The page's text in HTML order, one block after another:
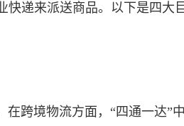
递来派送商品。以下是四大
在跨境物流方面，“四通一达”